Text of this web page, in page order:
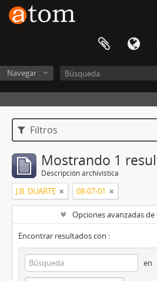
Navegar
Filtros
Mostrando 1
Descripción archivística
J.B. DUARTE 08-07-01
Opciones avanzadas
Encontrar resultados con :
en